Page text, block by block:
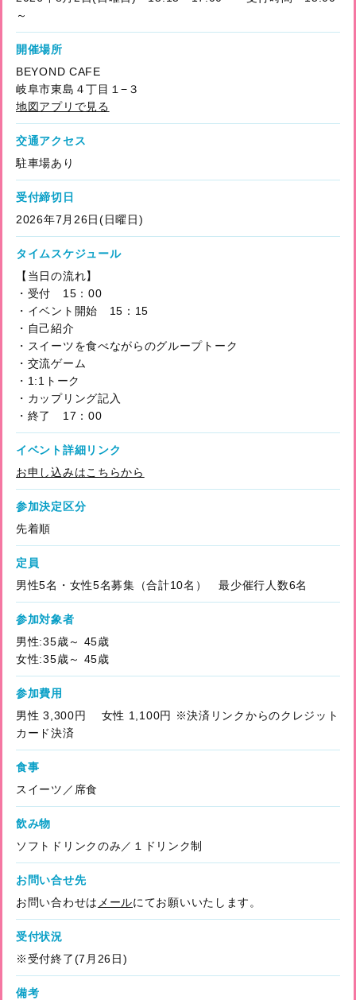
～
開催場所
BEYOND CAFE
岐阜市東島４丁目１−３
地図アプリで見る
交通アクセス
駐車場あり
受付締切日
2026年7月26日(日曜日)
タイムスケジュール
【当日の流れ】
・受付 15：00
・イベント開始 15：15
・自己紹介
・スイーツを食べながらのグループトーク
・交流ゲーム
・1:1トーク
・カップリング記入
・終了 17：00
イベント詳細リンク
お申し込みはこちらから
参加決定区分
先着順
定員
男性5名・女性5名募集（合計10名） 最少催行人数6名
参加対象者
男性:35歳～ 45歳
女性:35歳～ 45歳
参加費用
男性 3,300円 女性 1,100円 ※決済リンクからのクレジット
カード決済
食事
スイーツ／席食
飲み物
ソフトドリンクのみ／１ドリンク制
お問い合せ先
お問い合わせは メールにてお願いいたします。
受付状況
※受付終了(7月26日)
備考